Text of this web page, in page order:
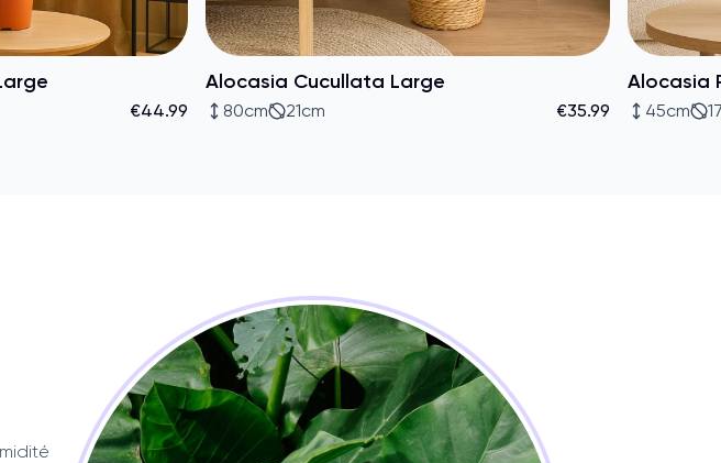
€44.99
Alocasia Cucullata Large
80cm 21cm €35.99
Alocasia
45cm